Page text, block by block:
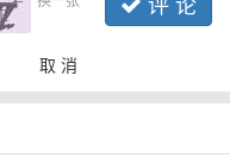
评 论
取 消